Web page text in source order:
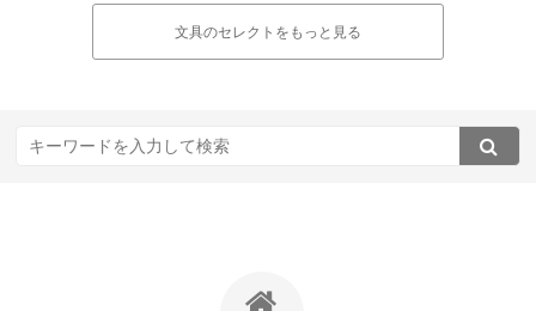
文具のセレクトをもっと見る